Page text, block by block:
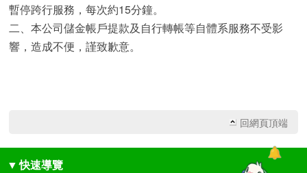
暫停跨行服務，每次約15分鐘。
二、本公司儲金帳戶提款及自行轉帳等自體系服務不受影
響，造成不便，謹致歉意。
回網頁頂端
▼ 快速導覽